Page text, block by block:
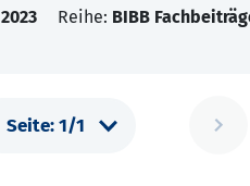
2023 Reihe: BIBB